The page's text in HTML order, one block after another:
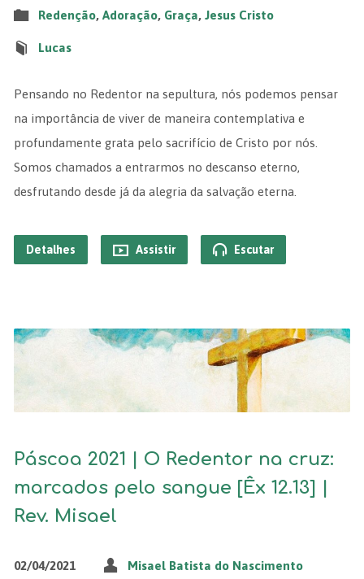
Redenção, Adoração, Graça, Jesus Cristo
Lucas
Pensando no Redentor na sepultura, nós podemos pensar
na importância de viver de maneira contemplativa e
profundamente grata pelo sacrifício de Cristo por nós.
Somos chamados a entrarmos no descanso eterno,
desfrutando desde já da alegria da salvação eterna.
Detalhes Assistir Escutar
Páscoa 2021 | O Redentor na cruz:
marcados pelo sangue [Êx 12.13] |
Rev. Misael
02/04/2021 Misael Batista do Nascimento